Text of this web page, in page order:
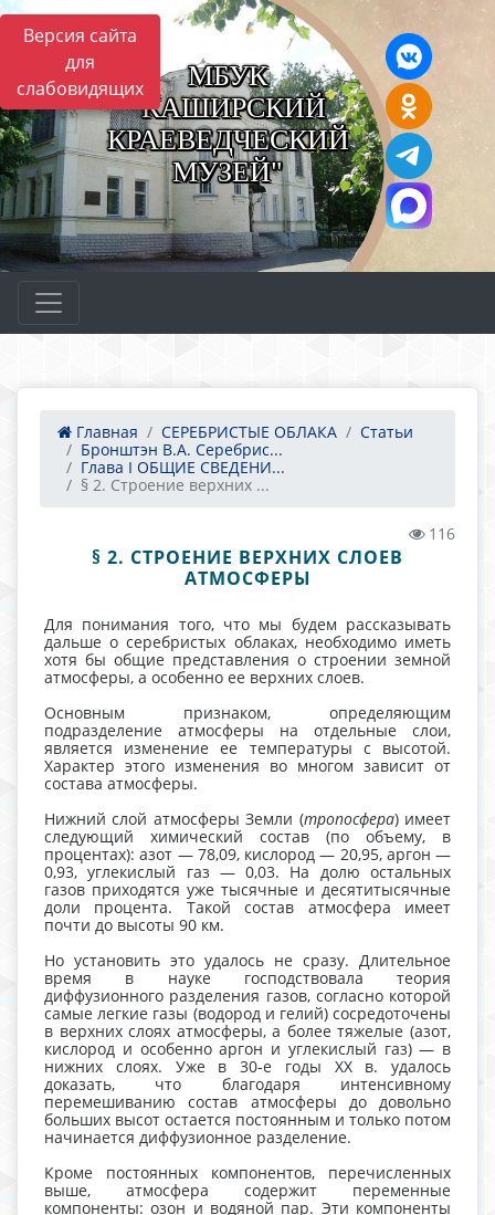
Версия сайта
для
слабовидящих
МБУК
"КАШИРСКИЙ
КРАЕВЕДЧЕСКИЙ
МУЗЕЙ"
Главная СЕРЕБРИСТЫЕ ОБЛАКА
Статьи
Бронштэн В.А. Серебрис...
Глава I ОБЩИЕ СВЕДЕНИ...
§ 2. Строение верхних ...
116
§ 2. СТРОЕНИЕ ВЕРХНИХ СЛОЕВ
АТМОСФЕРЫ
Для понимания того, что мы будем рассказывать
дальше о серебристых облаках, необходимо иметь
хотя бы общие представления о строении земной
атмосферы, а особенно ее верхних слоев.
Основным признаком, определяющим
подразделение атмосферы на отдельные слои,
является изменение ее температуры с высотой.
Характер этого изменения во многом зависит от
состава атмосферы.
Нижний слой атмосферы Земли (тропосфера) имеет
следующий химический состав (по объему, в
процентах): азот — 78,09, кислород — 20,95, аргон —
0,93, углекислый газ — 0,03. На долю остальных
газов приходятся уже тысячные и десятитысячные
доли процента. Такой состав атмосфера имеет
почти до высоты 90 км.
Но установить это удалось не сразу. Длительное
время в науке господствовала теория
диффузионного разделения газов, согласно которой
самые легкие газы (водород и гелий) сосредоточены
в верхних слоях атмосферы, а более тяжелые (азот,
кислород и особенно аргон и углекислый газ) — в
нижних слоях. Уже в 30-е годы XX в. удалось
доказать, что благодаря интенсивному
перемешиванию состав атмосферы до довольно
больших высот остается постоянным и только потом
начинается диффузионное разделение.
Кроме постоянных компонентов, перечисленных
выше, атмосфера содержит переменные
компоненты: озон и водяной пар. Эти компоненты